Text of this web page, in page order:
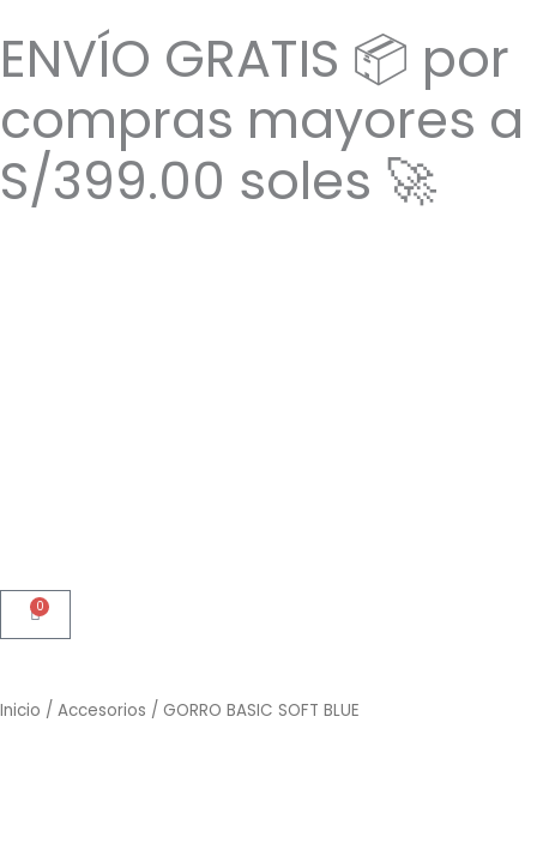
al
contenido
ENVÍO GRATIS 📦 por
compras mayores a
S/399.00 soles 🚀
0
Cart
Inicio / Accesorios / GORRO BASIC SOFT BLUE